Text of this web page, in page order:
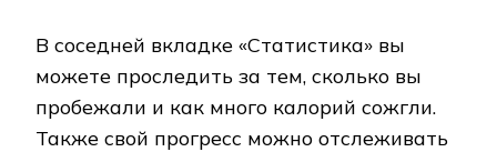
В соседней вкладке «Статистика» вы
можете проследить за тем, сколько вы
пробежали и как много калорий сожгли.
Также свой прогресс можно отслеживать